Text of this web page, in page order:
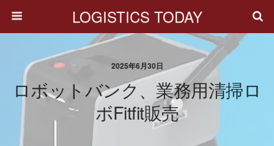
LOGISTICS TODAY
2025年6月30日
ロボットバンク、業務用清掃ロ
ボFitfit販売